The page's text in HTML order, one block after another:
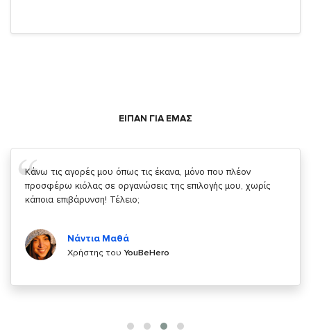
ΕΙΠΑΝ ΓΙΑ ΕΜΑΣ
Σας ευχαριστώ που μας δίνετε την δυνατότητα να κάνουμε
κάτι!
Χρήστης τουYouBeHero